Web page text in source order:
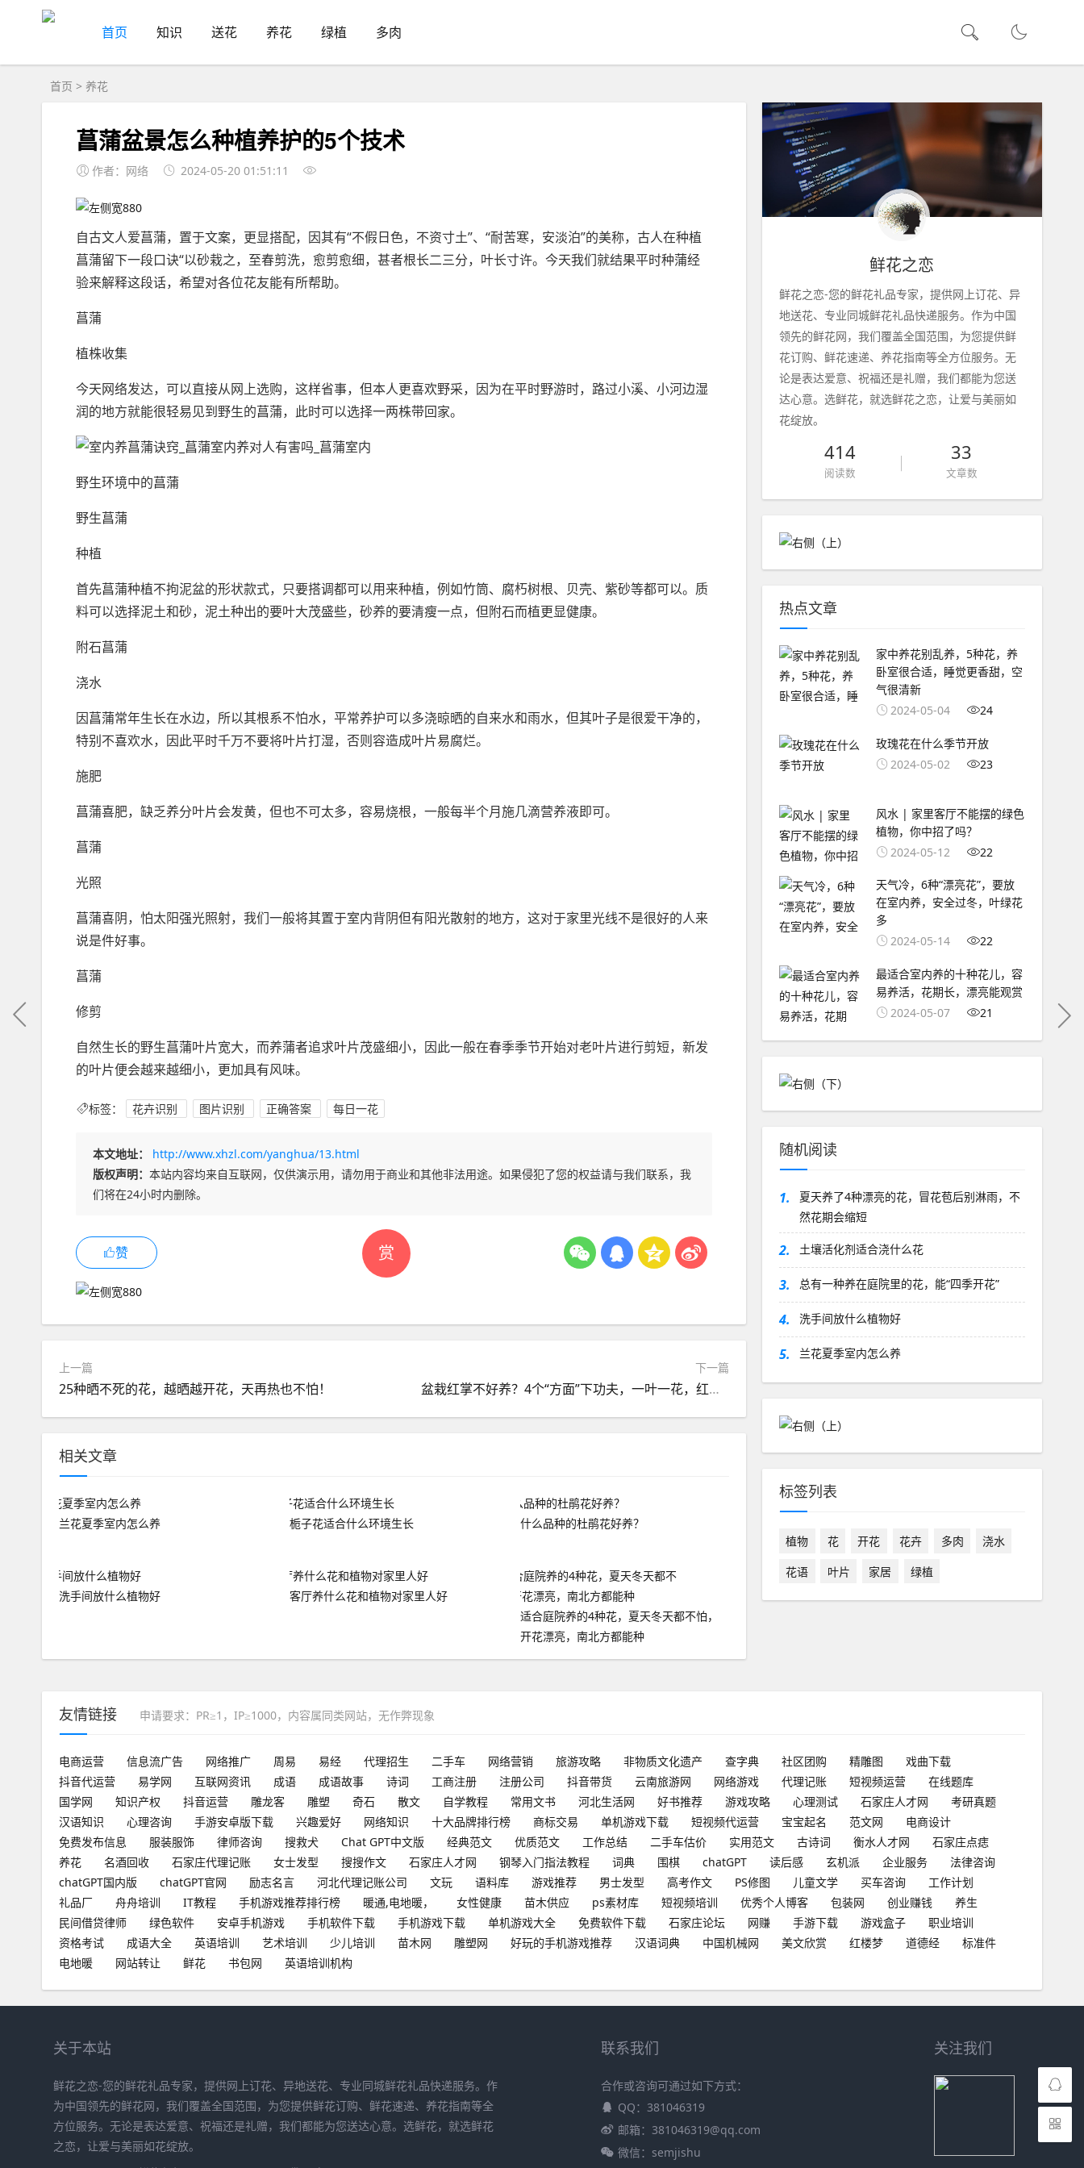
首页 知识 送花 养花 绿植 多肉
首页 > 养花
菖蒲盆景怎么种植养护的5个技术
作者：网络 2024-05-20 01:51:11
自古文人爱菖蒲，置于文案，更显搭配，因其有“不假日色，不资寸土”、“耐苦寒，安淡泊”的美称，古人在种植
菖蒲留下一段口诀“以砂栽之，至春剪洗，愈剪愈细，甚者根长二三分，叶长寸许。今天我们就结果平时种蒲经
验来解释这段话，希望对各位花友能有所帮助。
菖蒲
植株收集
今天网络发达，可以直接从网上选购，这样省事，但本人更喜欢野采，因为在平时野游时，路过小溪、小河边湿
润的地方就能很轻易见到野生的菖蒲，此时可以选择一两株带回家。
野生环境中的菖蒲
野生菖蒲
种植
首先菖蒲种植不拘泥盆的形状款式，只要搭调都可以用来种植，例如竹筒、腐朽树根、贝壳、紫砂等都可以。质
料可以选择泥土和砂，泥土种出的要叶大茂盛些，砂养的要清瘦一点，但附石而植更显健康。
附石菖蒲
浇水
因菖蒲常年生长在水边，所以其根系不怕水，平常养护可以多浇晾晒的自来水和雨水，但其叶子是很爱干净的，
特别不喜欢水，因此平时千万不要将叶片打湿，否则容造成叶片易腐烂。
施肥
菖蒲喜肥，缺乏养分叶片会发黄，但也不可太多，容易烧根，一般每半个月施几滴营养液即可。
菖蒲
光照
菖蒲喜阴，怕太阳强光照射，我们一般将其置于室内背阴但有阳光散射的地方，这对于家里光线不是很好的人来
说是件好事。
菖蒲
修剪
自然生长的野生菖蒲叶片宽大，而养蒲者追求叶片茂盛细小，因此一般在春季季节开始对老叶片进行剪短，新发
的叶片便会越来越细小，更加具有风味。
标签： 花卉识别 图片识别 正确答案 每日一花
赏
本文地址：
http://www.xhzl.com/yanghua/13.html
版权声明： 本站内容均来自互联网，仅供演示用，请勿用于商业和其他非法用途。如果侵犯了您的权益请与我们联系，我
们将在24小时内删除。
赞
上一篇
25种晒不死的花，越晒越开花，天再热也不怕！
下一篇
盆栽红掌不好养？4个“方面”下功夫，一叶一花，红红火火长势旺
相关文章
兰花夏季室内怎么养 栀子花适合什么环境生长 什么品种的杜鹃花好养？
洗手间放什么植物好
客厅养什么花和植物对家里人好
适合庭院养的4种花，夏天冬天都不怕，
开花漂亮，南北方都能种
鲜花之恋
鲜花之恋-您的鲜花礼品专家，提供网上订花、异
地送花、专业同城鲜花礼品快递服务。作为中国
领先的鲜花网，我们覆盖全国范围，为您提供鲜
花订购、鲜花速递、养花指南等全方位服务。无
论是表达爱意、祝福还是礼赠，我们都能为您送
达心意。选鲜花，就选鲜花之恋，让爱与美丽如
花绽放。
414
阅读数
33
文章数
热点文章
家中养花别乱养，5种花，养
卧室很合适，睡觉更香甜，空
气很清新
2024-05-04
24
玫瑰花在什么季节开放
2024-05-02
23
风水 | 家里客厅不能摆的绿色
植物，你中招了吗？
2024-05-12
22
天气冷，6种“漂亮花”，要放
在室内养，安全过冬，叶绿花
多
2024-05-14
22
最适合室内养的十种花儿，容
易养活，花期长，漂亮能观赏
2024-05-07
21
随机阅读
1.
夏天养了4种漂亮的花，冒花苞后别淋雨，不
然花期会缩短
2. 土壤活化剂适合浇什么花
3. 总有一种养在庭院里的花，能“四季开花”
4. 洗手间放什么植物好
5. 兰花夏季室内怎么养
标签列表
植物 花 开花 花卉 多肉
浇水
花语
叶片 家居 绿植
友情链接 申请要求：PR≥1，IP≥1000，内容属同类网站，无作弊现象
电商运营 信息流广告 网络推广 周易 易经 代理招生 二手车 网络营销 旅游攻略 非物质文化遗产 查字典 社区团购 精雕图
戏曲下载
抖音代运营
易学网 互联网资讯 成语 成语故事 诗词 工商注册 注册公司 抖音带货 云南旅游网 网络游戏 代理记账 短视频运营
在线题库
国学网
知识产权 抖音运营 雕龙客 雕塑 奇石 散文 自学教程 常用文书 河北生活网 好书推荐 游戏攻略 心理测试 石家庄人才网
考研真题
汉语知识
心理咨询 手游安卓版下载 兴趣爱好 网络知识 十大品牌排行榜 商标交易 单机游戏下载 短视频代运营 宝宝起名 范文网
电商设计
免费发布信息
服装服饰 律师咨询 搜救犬 Chat GPT中文版 经典范文 优质范文 工作总结 二手车估价 实用范文 古诗词 衡水人才网
石家庄点痣
养花
名酒回收 石家庄代理记账 女士发型 搜搜作文 石家庄人才网 钢琴入门指法教程 词典 围棋 chatGPT 读后感 玄机派 企业服务
法律咨询
chatGPT国内版
chatGPT官网 励志名言 河北代理记账公司 文玩 语料库 游戏推荐 男士发型 高考作文 PS修图 儿童文学 买车咨询
工作计划
礼品厂
舟舟培训 IT教程 手机游戏推荐排行榜 暖通,电地暖， 女性健康 苗木供应 ps素材库 短视频培训 优秀个人博客 包装网 创业赚钱
养生
民间借贷律师
绿色软件 安卓手机游戏 手机软件下载 手机游戏下载 单机游戏大全 免费软件下载 石家庄论坛 网赚 手游下载 游戏盒子
职业培训
资格考试
成语大全 英语培训 艺术培训 少儿培训 苗木网 雕塑网 好玩的手机游戏推荐 汉语词典 中国机械网 美文欣赏 红楼梦 道德经
标准件
电地暖
网站转让 鲜花 书包网 英语培训机构
关于本站
鲜花之恋-您的鲜花礼品专家，提供网上订花、异地送花、专业同城鲜花礼品快递服务。作
为中国领先的鲜花网，我们覆盖全国范围，为您提供鲜花订购、鲜花速递、养花指南等全
方位服务。无论是表达爱意、祝福还是礼赠，我们都能为您送达心意。选鲜花，就选鲜花
之恋，让爱与美丽如花绽放。
联系我们
合作或咨询可通过如下方式：
QQ：381046319
邮箱：381046319@qq.com
微信：semjishu
关注我们